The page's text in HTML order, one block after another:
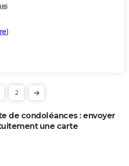
)
2
de condoléances : envoyer
une carte